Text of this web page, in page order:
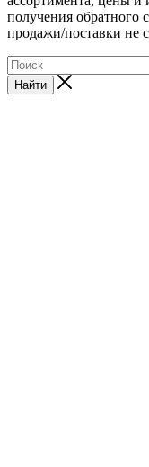
получения обратного
продажи/поставки не
Найти